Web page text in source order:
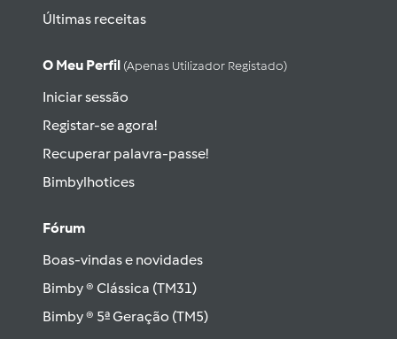
Últimas receitas
O Meu Perfil (apenas Utilizador Registado)
Iniciar sessão
Registar-se agora!
Recuperar palavra-passe!
Bimbylhotices
Fórum
Boas-vindas e novidades
Bimby ® Clássica (TM31)
Bimby ® 5ª Geração (TM5)